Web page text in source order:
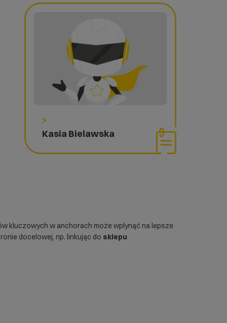
>
Kasia Bielawska
kluczowych w anchorach może wpłynąć na lepsze
docelowej, np. linkując do sklepu